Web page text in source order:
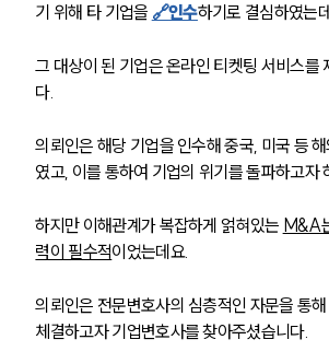
기 위해 타 기업을 🔗인수하기로 결심하였는
그 대상이 된 기업은 온라인 티켓팅 서비스를
다.
의뢰인은 해당 기업을 인수해 중국, 미국 등
였고, 이를 통하여 기업의 위기를 돌파하고자
하지만 이해관계가 복잡하게 얽혀있는 M&A
력이 필수적이었는데요.
의뢰인은 전문변호사의 심층적인 자문을 통
체결하고자 기업변호사를 찾아주셨습니다.